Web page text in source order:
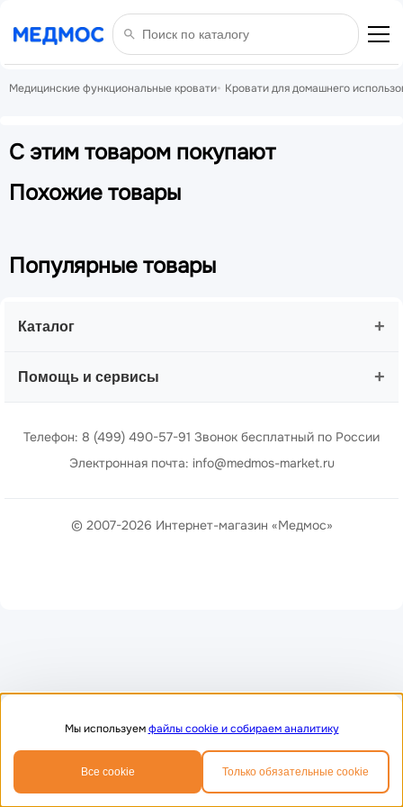
Главная Избранное
0
Корзина Телефон MAX
Медицинские функциональные кровати Кровати для домашнего
С этим товаром покупают
Похожие товары
Популярные товары
Каталог +
Помощь и сервисы +
Телефон: 8 (499) 490-57-91 Звонок бесплатный по России
Электронная почта: info@medmos-market.ru
© 2007-2026 Интернет-магазин «Медмос»
Мы используемфайлы cookie и собираем аналитику
Все cookie Только обязательные cookie